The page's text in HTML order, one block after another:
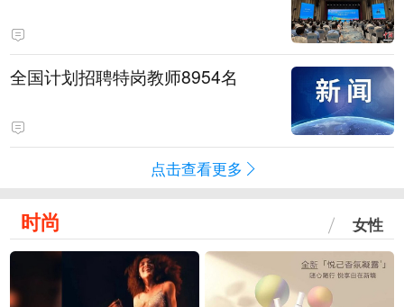
全国计划招聘特岗教师8954名
点击查看更多
时尚 女性